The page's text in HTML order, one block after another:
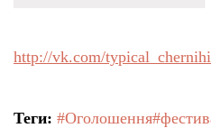
http://vk.com/
Теги: #Оголошення